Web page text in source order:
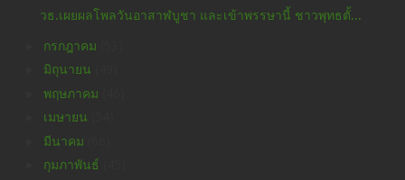
วธ.เผยผลโพลวันอาสาฬบูชา และเข้าพรรษานี้ ชาวพุทธตั้...
กรกฎาคม
มิถุนายน
พฤษภาคม
เมษายน
มีนาคม
กุมภาพันธ์